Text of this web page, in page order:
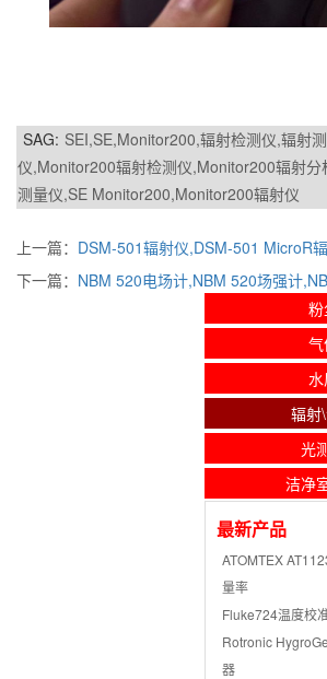
SAG: SEI,SE,Monitor200,辐射检测仪,辐射
仪,Monitor200辐射检测仪,Monitor200辐射
测量仪,SE Monitor200,Monitor200辐射仪
上一篇： DSM-501辐射仪,DSM-501 MicroR
下一篇： NBM 520电场计,NBM 520场强计
辐射
光
洁净
最新产品
ATOMTEX
量率
Fluke724温度校
Rotronic
器